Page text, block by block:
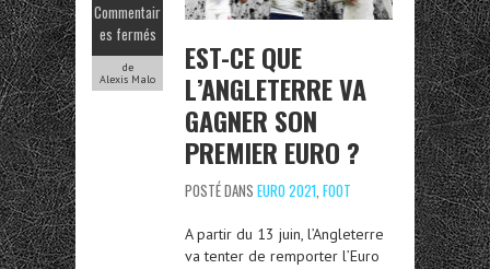
Commentair
es fermés
de
Alexis Malo
EST-CE QUE
L’ANGLETERRE VA
GAGNER SON
PREMIER EURO ?
POSTÉ DANS EURO 2021 FOOT
A partir du 13 juin, l’Angleterre
va tenter de remporter l’Euro